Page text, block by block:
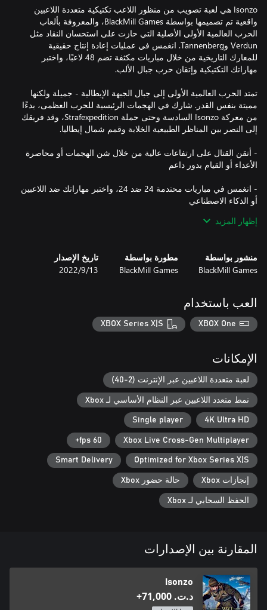
Isonzo هي لعبة تصويب من منظور اللاعب تكتيكية متعددة اللاعبين
واقعية تم تصميمها بواسطة BlackMill Games، والمعروفة بألعاب
الحرب العالمية الأولى الأصلية التي حازت على استحسان النقاد مثل
Verdun وTannenberg. انغمس في عمليات إعادة إنتاج حقيقية
للمعارك التاريخية من خلال مباريات مكثفة تضم 48 لاعبًا، واختبر
تمتد الحرب العالمية الأولى إلى جبال الجبهة الإيطالية - جميلة ولكنها
مميتة بنفس القدر. شارك في الهجمات الرئيسية للحرب العظمى، بدءًا
من معركة Isonzo السادسة وحتى حملة Strafexpedition، وقد فريقك
- أتقن القتال على ارتفاعات عالية من خلال شن الهجمات أو محاصرة
- انغمس في مباريات محتدمة 24 ضد 24، واختبر مهاراتك ضد اللاعبين
- قاتل عبر جبال الألب الإيطالية في ساحات معارك ديناميكية، بدءًا من
- انغمس في الحرب العظمى باستخدام الخرائط والأسلحة والزي
يتيح لك اللعب عبر المنصات على وحدة التحكم اللعب مع لاعبي وحدات
من اللاعبين في المباريات.
إظهار المزيد
منشور بواسطة
BlackMill Games
مطورة بواسطة
BlackMill Games
تاريخ الإصدار
13‏/9‏/2022
العب باستخدام
XBOX One
XBOX Series X|S
الإمكانات
لعبة متعددة اللاعبين عبر الإنترنت (2-40)
نمط متعدد اللاعبين عبر النظام الأساسي لـ Xbox
4K Ultra HD
Single player
Xbox Live Cross-Gen Multiplayer
60 fps+
Optimized for Xbox Series X|S
Smart Delivery
إنجازات Xbox حالة حضور Xbox
الحفظ السحابي لـ Xbox
المقارنة بين الإصدارات
Isonzo
د.ت.‏ 71,000+